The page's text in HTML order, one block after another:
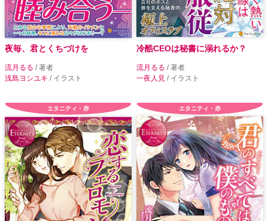
夜毎、君とくちづけを
流月るる / 著者
浅島ヨシユキ / イラスト
冷酷CEOは秘書に溺れるか？
流月るる / 著者
一夜人見 / イラスト
エタニティ・赤 エタニティ・赤